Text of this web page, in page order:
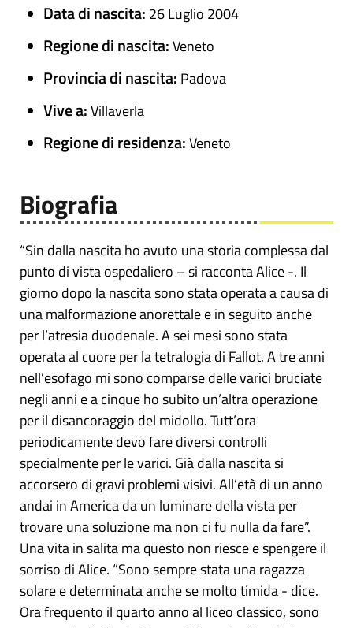
Data di nascita: 26 Luglio 2004
Regione di nascita:Veneto
Provincia di nascita: Padova
Vive a:Villaverla
Regione di residenza:Veneto
Biografia
“Sin dalla nascita ho avuto una storia complessa dal
punto di vista ospedaliero – si racconta Alice -. Il
giorno dopo la nascita sono stata operata a causa di
una malformazione anorettale e in seguito anche
per l’atresia duodenale. A sei mesi sono stata
operata al cuore per la tetralogia di Fallot. A tre anni
nell’esofago mi sono comparse delle varici bruciate
negli anni e a cinque ho subito un’altra operazione
per il disancoraggio del midollo. Tutt’ora
periodicamente devo fare diversi controlli
specialmente per le varici. Già dalla nascita si
accorsero di gravi problemi visivi. All’età di un anno
andai in America da un luminare della vista per
trovare una soluzione ma non ci fu nulla da fare”.
Una vita in salita ma questo non riesce e spengere il
sorriso di Alice. “Sono sempre stata una ragazza
solare e determinata anche se molto timida - dice.
Ora frequento il quarto anno al liceo classico, sono